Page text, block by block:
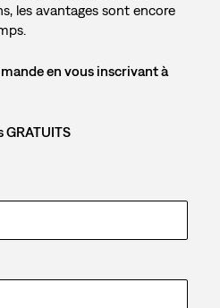
les avantages sont encore
en vous inscrivant à